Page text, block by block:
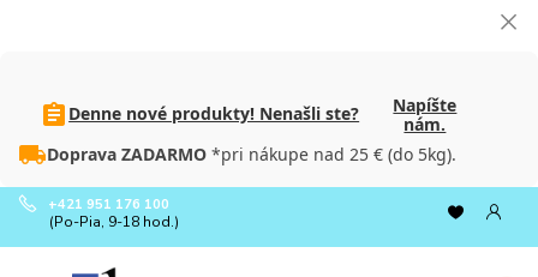
Denne nové produkty! Nenašli ste?
Napíšte
nám.
Doprava ZADARMO *pri nákupe nad 25 € (do 5kg).
+421 951 176 100
(Po-Pia, 9-18 hod.)